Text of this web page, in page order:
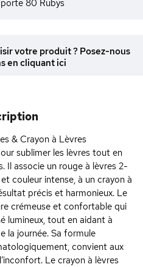
80 Rubys
votre produit ? Posez-nous
en cliquant ici
& Crayon à Lèvres
sublimer les lèvres tout en
Il associe un rouge à lèvres 2-
couleur intense, à un crayon à
précis et harmonieux. Le
crémeuse et confortable qui
lumineux, tout en aidant à
la journée. Sa formule
convient aux
Le crayon à lèvres